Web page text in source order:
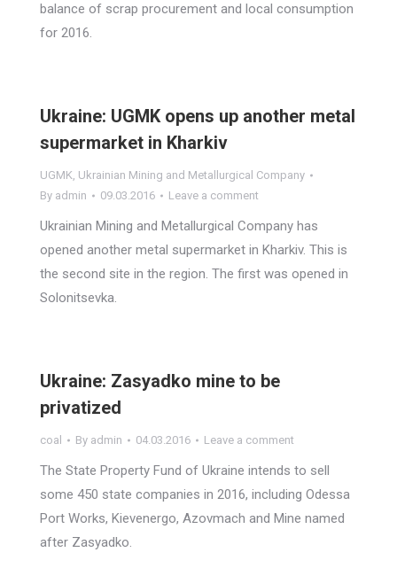
balance of scrap procurement and local consumption
for 2016.
Ukraine: UGMK opens up another metal
supermarket in Kharkiv
UGMK, Ukrainian Mining and Metallurgical Company
By admin 09.03.2016 Leave a comment
Ukrainian Mining and Metallurgical Company has
opened another metal supermarket in Kharkiv. This is
the second site in the region. The first was opened in
Solonitsevka.
Ukraine: Zasyadko mine to be
privatized
coal By admin 04.03.2016 Leave a comment
The State Property Fund of Ukraine intends to sell
some 450 state companies in 2016, including Odessa
Port Works, Kievenergo, Azovmach and Mine named
after Zasyadko.